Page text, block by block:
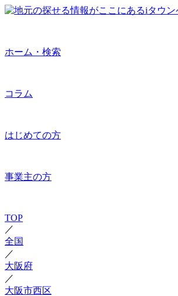
ホーム・検索
コラム
はじめての方
事業主の方
TOP
／
全国
／
大阪府
／
大阪市西区